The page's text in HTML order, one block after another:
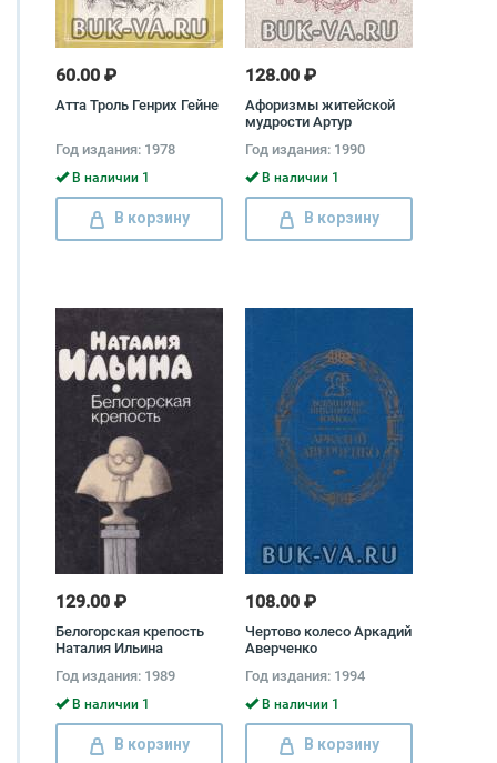
60.00 ₽
Атта Троль Генрих Гейне
Год издания: 1978
В наличии 1
В корзину
128.00 ₽
Афоризмы житейской
мудрости Артур
Год издания: 1990
В наличии 1
В корзину
129.00 ₽
Белогорская крепость
Наталия Ильина
Год издания: 1989
В наличии 1
В корзину
108.00 ₽
Чертово колесо Аркадий
Аверченко
Год издания: 1994
В наличии 1
В корзину